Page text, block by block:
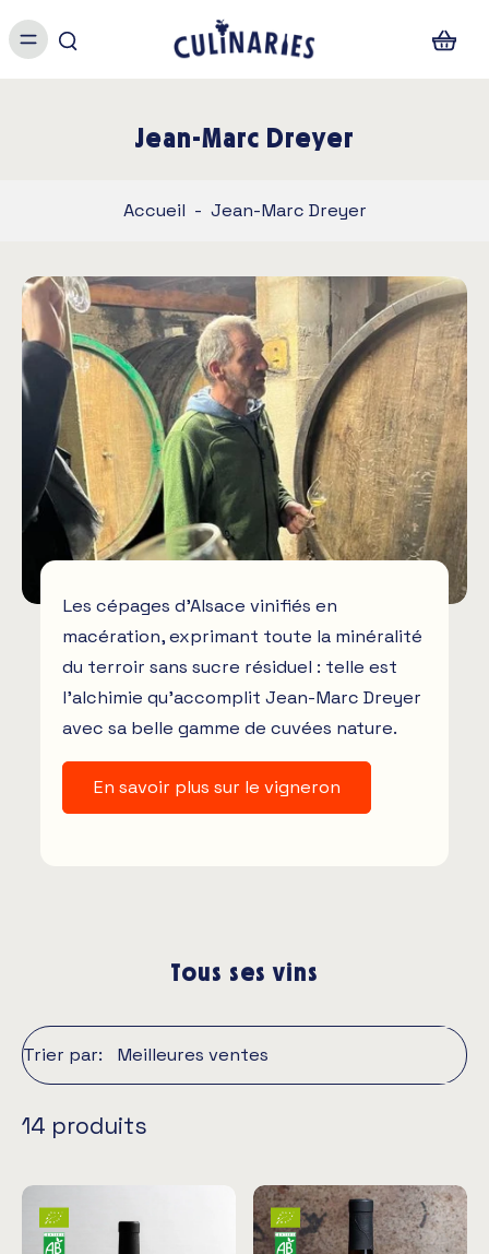
Jean-Marc Dreyer
Accueil - Jean-Marc Dreyer
Les cépages d’Alsace vinifiés en
macération, exprimant toute la minéralité
du terroir sans sucre résiduel : telle est
l’alchimie qu’accomplit Jean-Marc Dreyer
avec sa belle gamme de cuvées nature.
En savoir plus sur le vigneron
Tous ses vins
Trier par:
14 produits